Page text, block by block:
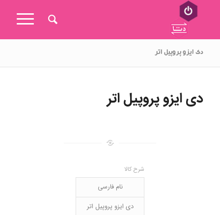
دی ایزو پروپیل اتر
دی ایزو پروپیل اتر
شرح کالا
نام فارسی
دی ایزو پروپیل اتر